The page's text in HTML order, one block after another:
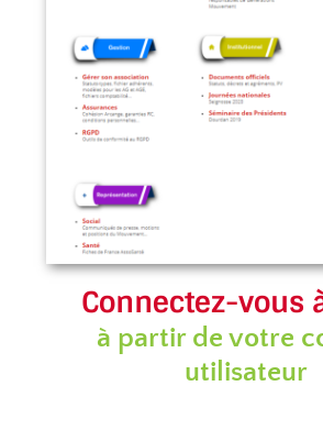
Connectez-vous
à partir de votre
utilisateur